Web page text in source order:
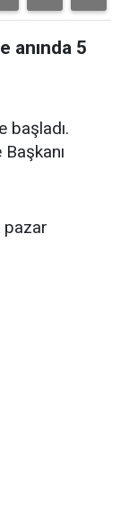
anında 5
başladı.
pazar